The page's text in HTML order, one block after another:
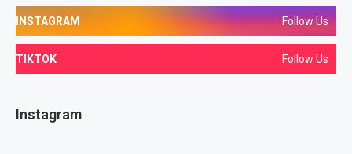
INSTAGRAM Follow Us
TIKTOK Follow Us
Instagram